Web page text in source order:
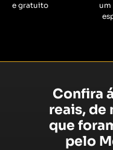
e gratuito
um
Confira
reais, de
que
pelo